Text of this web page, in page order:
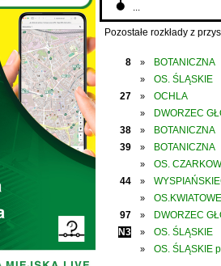
Pozostałe rozkłady z
8 » BOTANICZNA
»
OS. ŚLĄSKIE
27
» OCHLA
»
DWORZEC
38
»
BOTANICZNA
39
» BOTANICZNA
»
OS.
44
»
»
OS.KWIATOWE
97
»
DWORZEC
N3
» OS. ŚLĄSKIE
» OS. ŚLĄSKIE